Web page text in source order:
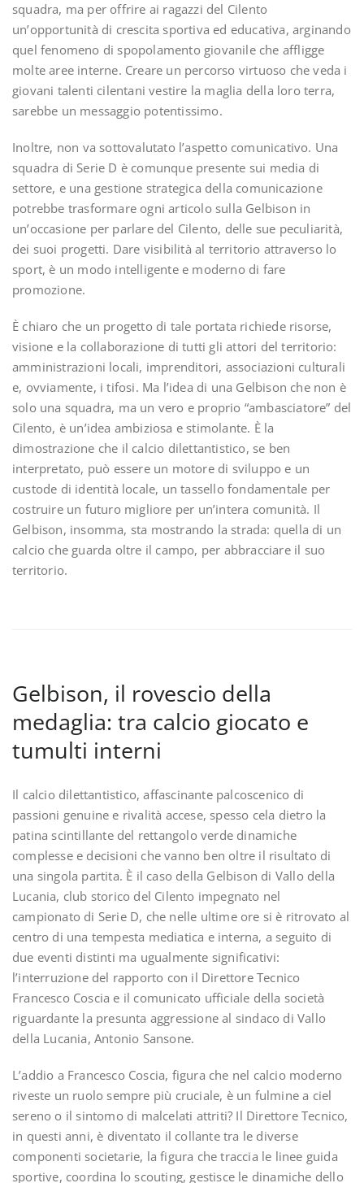
squadra, ma per offrire ai ragazzi del Cilento
un’opportunità di crescita sportiva ed educativa, arginando
quel fenomeno di spopolamento giovanile che affligge
molte aree interne. Creare un percorso virtuoso che veda i
giovani talenti cilentani vestire la maglia della loro terra,
sarebbe un messaggio potentissimo.
Inoltre, non va sottovalutato l’aspetto comunicativo. Una
squadra di Serie D è comunque presente sui media di
settore, e una gestione strategica della comunicazione
potrebbe trasformare ogni articolo sulla Gelbison in
un’occasione per parlare del Cilento, delle sue peculiarità,
dei suoi progetti. Dare visibilità al territorio attraverso lo
sport, è un modo intelligente e moderno di fare
promozione.
È chiaro che un progetto di tale portata richiede risorse,
visione e la collaborazione di tutti gli attori del territorio:
amministrazioni locali, imprenditori, associazioni culturali
e, ovviamente, i tifosi. Ma l’idea di una Gelbison che non è
solo una squadra, ma un vero e proprio “ambasciatore” del
Cilento, è un’idea ambiziosa e stimolante. È la
dimostrazione che il calcio dilettantistico, se ben
interpretato, può essere un motore di sviluppo e un
custode di identità locale, un tassello fondamentale per
costruire un futuro migliore per un’intera comunità. Il
Gelbison, insomma, sta mostrando la strada: quella di un
calcio che guarda oltre il campo, per abbracciare il suo
territorio.
Gelbison, il rovescio della
medaglia: tra calcio giocato e
tumulti interni
Il calcio dilettantistico, affascinante palcoscenico di
passioni genuine e rivalità accese, spesso cela dietro la
patina scintillante del rettangolo verde dinamiche
complesse e decisioni che vanno ben oltre il risultato di
una singola partita. È il caso della Gelbison di Vallo della
Lucania, club storico del Cilento impegnato nel
campionato di Serie D, che nelle ultime ore si è ritrovato al
centro di una tempesta mediatica e interna, a seguito di
due eventi distinti ma ugualmente significativi:
l’interruzione del rapporto con il Direttore Tecnico
Francesco Coscia e il comunicato ufficiale della società
riguardante la presunta aggressione al sindaco di Vallo
della Lucania, Antonio Sansone.
L’addio a Francesco Coscia, figura che nel calcio moderno
riveste un ruolo sempre più cruciale, è un fulmine a ciel
sereno o il sintomo di malcelati attriti? Il Direttore Tecnico,
in questi anni, è diventato il collante tra le diverse
componenti societarie, la figura che traccia le linee guida
sportive, coordina lo scouting, gestisce le dinamiche dello